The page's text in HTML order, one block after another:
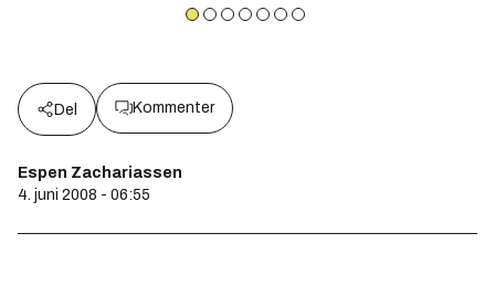
Del Kommenter
Espen Zachariassen
4. juni 2008 - 06:55